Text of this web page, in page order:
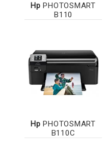
Hp PHOTOSMART
B110
Hp PHOTOSMART
B110C